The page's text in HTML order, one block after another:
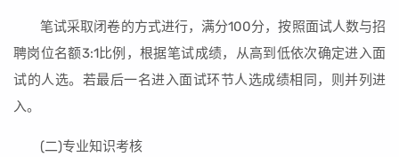
笔试采取闭卷的方式进行，满分100分，按照面试人数与招
聘岗位名额3:1比例，根据笔试成绩，从高到低依次确定进入面
试的人选。若最后一名进入面试环节人选成绩相同，则并列进
入。
(二)专业知识考核